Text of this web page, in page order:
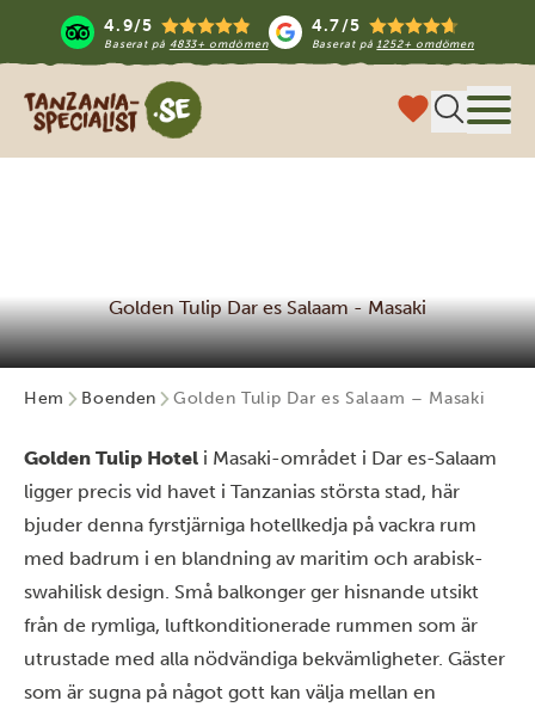
4.9/5
Baserat på 4833+ omdömen
4.7/5
Baserat på1252+ omdömen
Tanzania Specialist
Golden Tulip Dar es Salaam - Masaki
Hem Boenden Golden Tulip Dar es Salaam – Masaki
Golden Tulip Hotel i Masaki-området i Dar es-Salaam
ligger precis vid havet i Tanzanias största stad, här
bjuder denna fyrstjärniga hotellkedja på vackra rum
med badrum i en blandning av maritim och arabisk-
swahilisk design. Små balkonger ger hisnande utsikt
från de rymliga, luftkonditionerade rummen som är
utrustade med alla nödvändiga bekvämligheter. Gäster
som är sugna på något gott kan välja mellan en